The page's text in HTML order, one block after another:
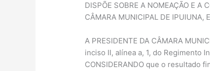
DISPÕE SOBRE A NOMEAÇÃO E A
CÂMARA MUNICIPAL DE IPUIUNA,
A PRESIDENTE DA CÂMARA
inciso II, alínea a, 1, do Regimento
CONSIDERANDO que o resultado